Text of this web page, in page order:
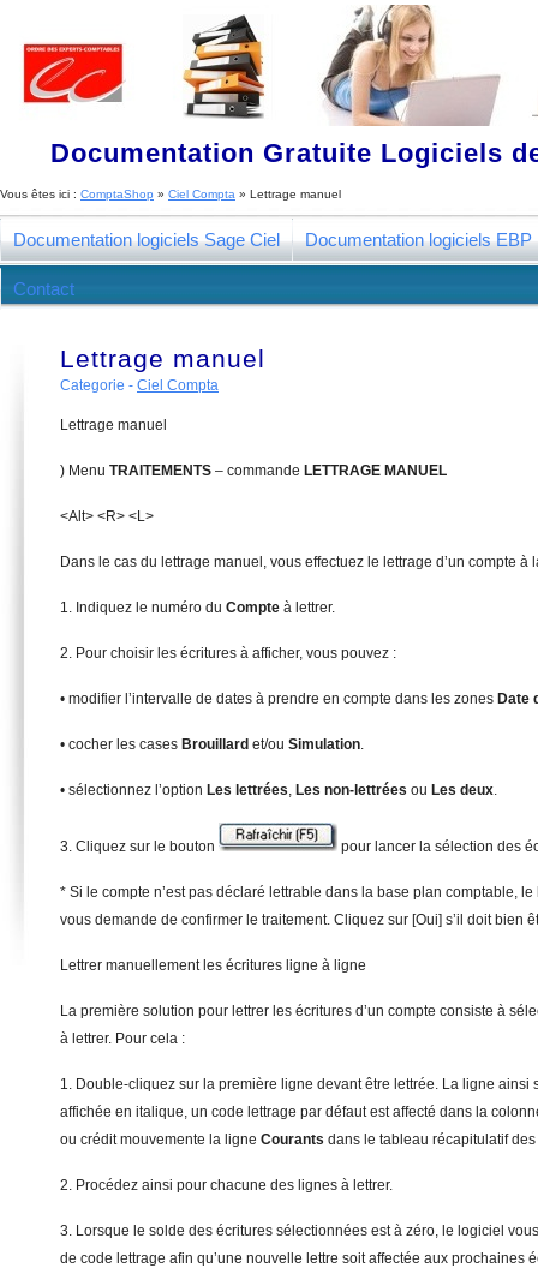
Documentation Gratuite Logiciels
Vous êtes ici : ComptaShop » Ciel Compta » Lettrage manuel
Documentation logiciels Sage Ciel Documentation logiciels EBP
Contact
Lettrage manuel
Categorie - Ciel Compta
Lettrage manuel
) Menu TRAITEMENTS – commande LETTRAGE MANUEL
<Alt> <R> <L>
Dans le cas du lettrage manuel, vous effectuez le lettrage d’un compte à
1. Indiquez le numéro du Compte à lettrer.
2. Pour choisir les écritures à afficher, vous pouvez :
• modifier l’intervalle de dates à prendre en compte dans les zones Date
• cocher les cases Brouillard et/ou Simulation.
• sélectionnez l’option Les lettrées, Les non-lettrées ou Les deux.
3. Cliquez sur le bouton pour lancer la sélection des
* Si le compte n’est pas déclaré lettrable dans la base plan comptable,
vous demande de confirmer le traitement. Cliquez sur [Oui] s’il doit bien
Lettrer manuellement les écritures ligne à ligne
La première solution pour lettrer les écritures d’un compte consiste à
à lettrer. Pour cela :
1. Double-cliquez sur la première ligne devant être lettrée. La ligne ainsi
affichée en italique, un code lettrage par défaut est affecté dans la
ou crédit mouvemente la ligne Courants dans le tableau récapitulatif
2. Procédez ainsi pour chacune des lignes à lettrer.
3. Lorsque le solde des écritures sélectionnées est à zéro, le logiciel
de code lettrage afin qu’une nouvelle lettre soit affectée aux prochaines